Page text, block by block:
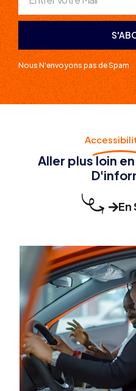
Nous N'envoyons pas de Spam
Aller plus loin
En